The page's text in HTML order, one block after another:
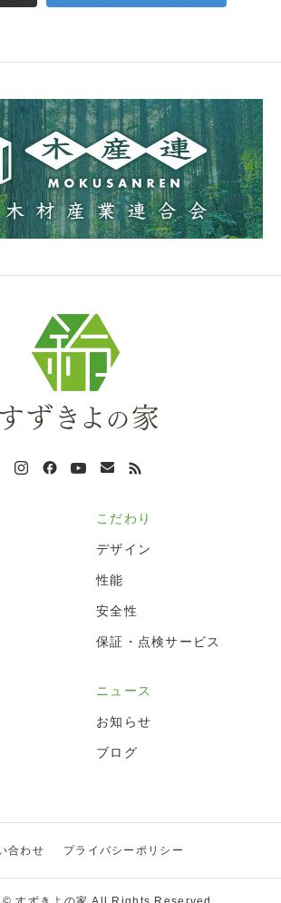
こだわり
デザイン
性能
安全性
保証・点検サービス
ニュース
お知らせ
ブログ
合わせ プライバシーポリシー